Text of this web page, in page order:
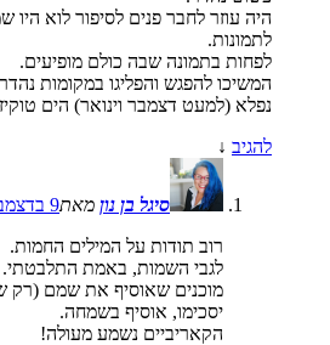
היה עוזר לחבר פנים לסיפור לוא היו
לתמונות.
לפחות בתמונה שבה כולם מופיעים.
המשיכו להפגש והפליגו במקומות
נפלא (למעט דצמבר וינואר) הים
להגיב ↓
סיגל בן נון מאת9 בדצמבר 2013 בשעה 23:39
רוב תודות על המילים החמות.
לגבי השמות, באמת
מוכנים שאוסיף את שמם (רק
יסכימו, אוסיף בשמחה.
הקאריביים נשמע מעולה!